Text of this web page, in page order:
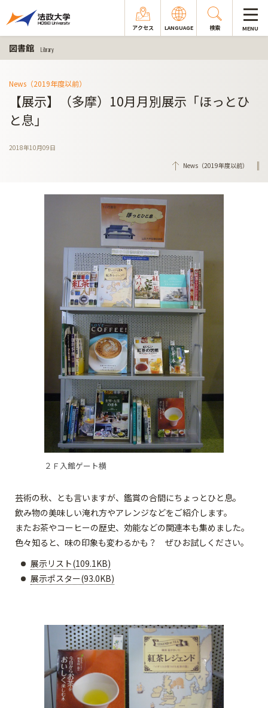
アクセス LANGUAGE 検索 MENU
図書館 Library
News（2019年度以前）
【展示】（多摩）10月月別展示「ほっとひ
と息」
2018年10月09日
News（2019年度以前）
２Ｆ入館ゲート横
芸術の秋、とも言いますが、鑑賞の合間にちょっとひと息。
飲み物の美味しい淹れ方やアレンジなどをご紹介します。
またお茶やコーヒーの歴史、効能などの関連本も集めました。
色々知ると、味の印象も変わるかも？ ぜひお試しください。
展示リスト(109.1KB)
展示ポスター(93.0KB)